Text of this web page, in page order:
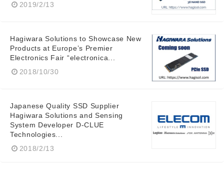
2019/2/13
Hagiwara Solutions to Showcase New
Products at Europe’s Premier
Electronics Fair “electronica...
2018/10/30
Japanese Quality SSD Supplier
Hagiwara Solutions and Sensing
System Developer D-CLUE
Technologies...
2018/2/13